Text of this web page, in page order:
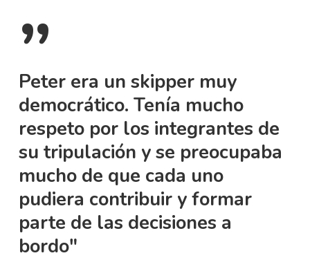
”
Peter era un skipper muy
democrático. Tenía mucho
respeto por los integrantes de
su tripulación y se preocupaba
mucho de que cada uno
pudiera contribuir y formar
parte de las decisiones a
bordo"